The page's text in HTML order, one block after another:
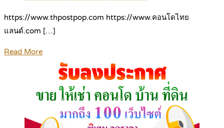
https://www.thpostpop.com https://www.คอนโดไทย
แลนด์.com […]
Read More